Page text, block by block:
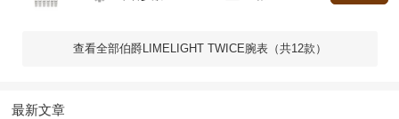
查看全部伯爵LIMELIGHT TWICE腕表（共12款）
最新文章